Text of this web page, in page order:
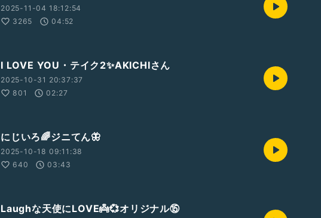
2025-11-04 18:12:54
3265
04:52
I LOVE YOU・テイク2✨AKICHIさん
2025-10-31 20:37:37
801
02:27
にじいろ🌈ジニてん🦋
2025-10-18 09:11:38
640
03:43
Laughな天使にLOVE👼💞オリジナル⑮